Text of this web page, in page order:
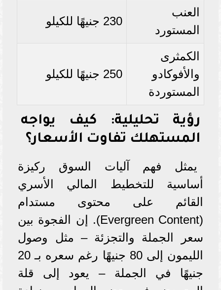
العنب
المستورد
230 جنيهًا للكيلو
الكمثرى
والأفوكادو
المستوردة
250 جنيهًا للكيلو
رؤية تحليلية: كيف يواجه
المستهلك تفاوت الأسعار؟
يمثل فهم آليات السوق ركيزة
أساسية للتخطيط المالي الأسري
القائم على محتوى مستدام
(Evergreen Content). إن الفجوة بين
سعر الجملة والتجزئة – مثل وصول
الليمون إلى 80 جنيهًا رغم سعره بـ 20
جنيهًا في الجملة – يعود إلى قلة